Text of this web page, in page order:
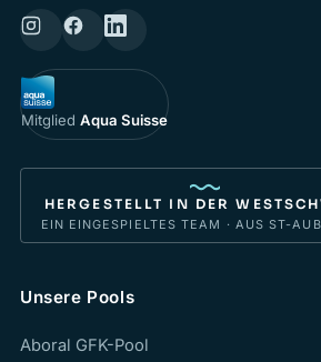
Mitglied Aqua Suisse
HERGESTELLT IN DER
EIN EINGESPIELTES TEAM · AUS ST-
Unsere Pools
Aboral GFK-Pool